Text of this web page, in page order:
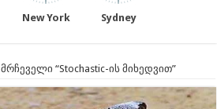
New York Sydney
მრჩეველი “Stochastic-ის მიხედვით”